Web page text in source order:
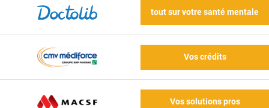
tout sur votre santé mentale
Vos crédits
Vos solutions pros